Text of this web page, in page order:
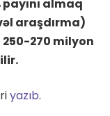
almaq
araşdırma)
250-270 milyon
yazıb.